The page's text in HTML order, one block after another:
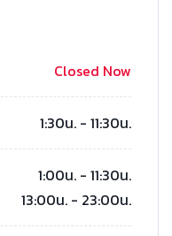
Closed Now
1:30น. - 11:30น.
1:00น. - 11:30น.
13:00น. - 23:00น.